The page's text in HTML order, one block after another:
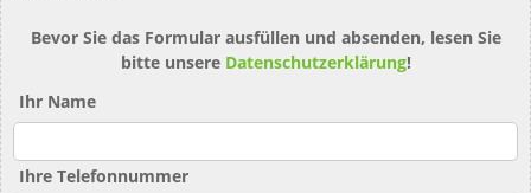
Bevor Sie das Formular ausfüllen und absenden, lesen Sie
bitte unsere Datenschutzerklärung!
Ihr Name
Ihre Telefonnummer